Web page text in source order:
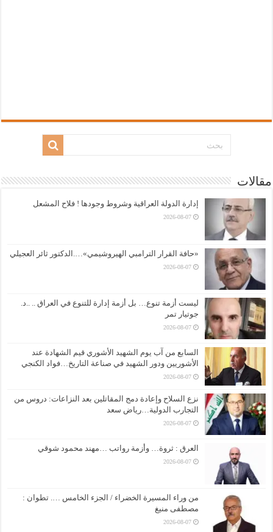
مقالات
إدارة الدولة العراقية وشروط وجودها ! فلاح المشعل
2026-08-07
«حافة القرار الترامبي الهيروشيمي»….الدكتور ثائر العجيلي
2026-08-07
ليست أزمة تنوع… بل أزمة إدارة للتنوع في العراق .. ..د.
جوتيار تمر
2026-08-07
السابع من آب يوم الشهيد الأشوري قيم الشهادة عند
الأشوريين ودور الشهيد في صناعة التاريخ…فواد الكنجي
2026-08-07
نزع السلاح وإعادة دمج المقاتلين بعد النزاعات: دروس من
التجارب الدولية…رياض سعد
2026-08-07
العرق : ثروة… وأزمة رواتب …مهند محمود شوقي
2026-08-07
من وراء المسيرة الخضراء / الجزء الخامس …. تطوان :
مصطفى منيغ
2026-08-07